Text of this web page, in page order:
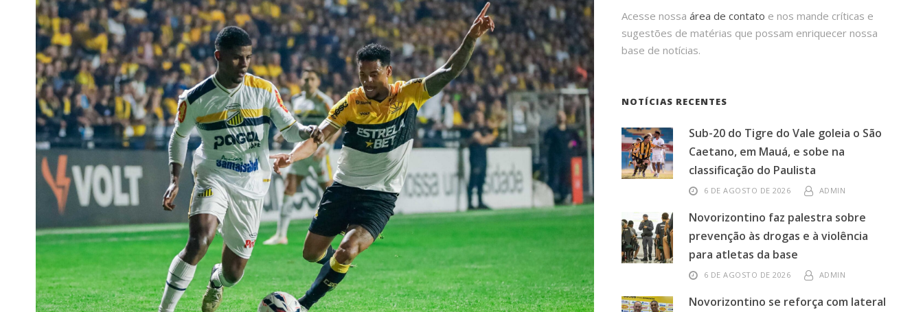
Acesse nossaárea de contato e nos mande críticas e
sugestões de matérias que possam enriquecer nossa
base de notícias.
NOTÍCIAS RECENTES
Sub-20 do Tigre do Vale goleia o São
Caetano, em Mauá, e sobe na
classificação do Paulista
6 DE AGOSTO DE 2026 ADMIN
Novorizontino faz palestra sobre
prevenção às drogas e à violência
para atletas da base
6 DE AGOSTO DE 2026 ADMIN
Novorizontino se reforça com lateral